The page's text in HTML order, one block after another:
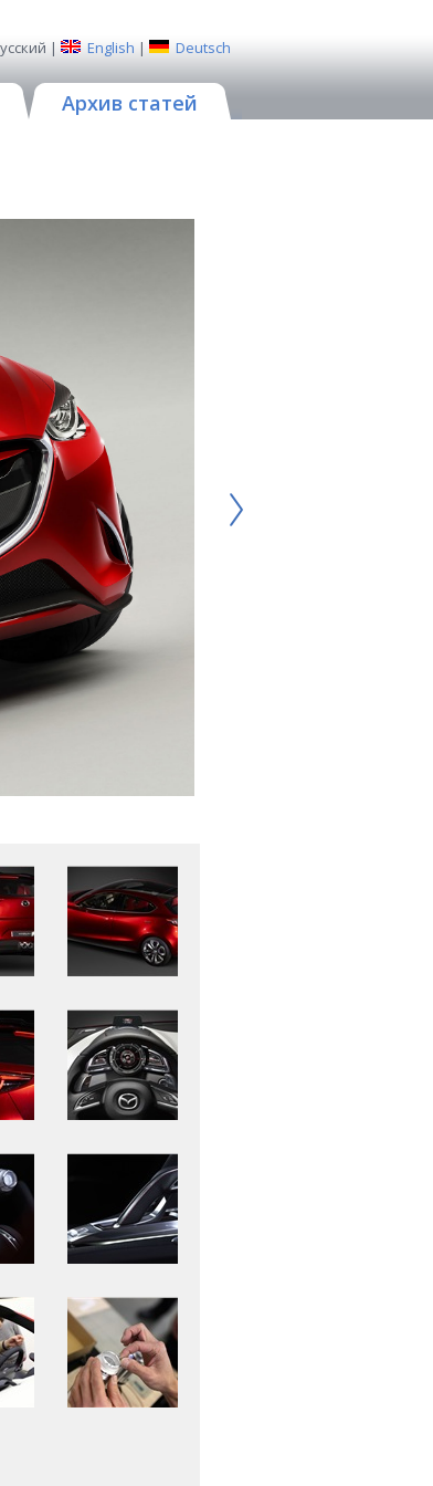
| English | Deutsch
Архив статей